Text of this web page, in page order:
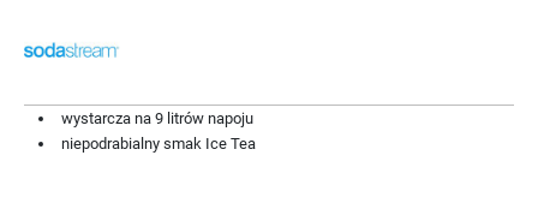
wystarcza na 9 litrów napoju
niepodrabialny smak Ice Tea